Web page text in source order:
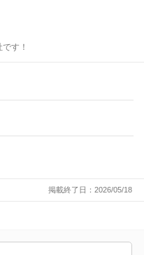
す！
掲載終了日：2026/05/18